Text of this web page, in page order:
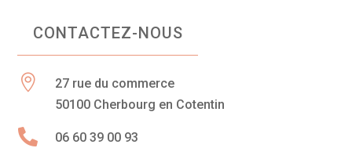
CONTACTEZ-NOUS

27 rue du commerce
50100 Cherbourg en Cotentin
 06 60 39 00 93